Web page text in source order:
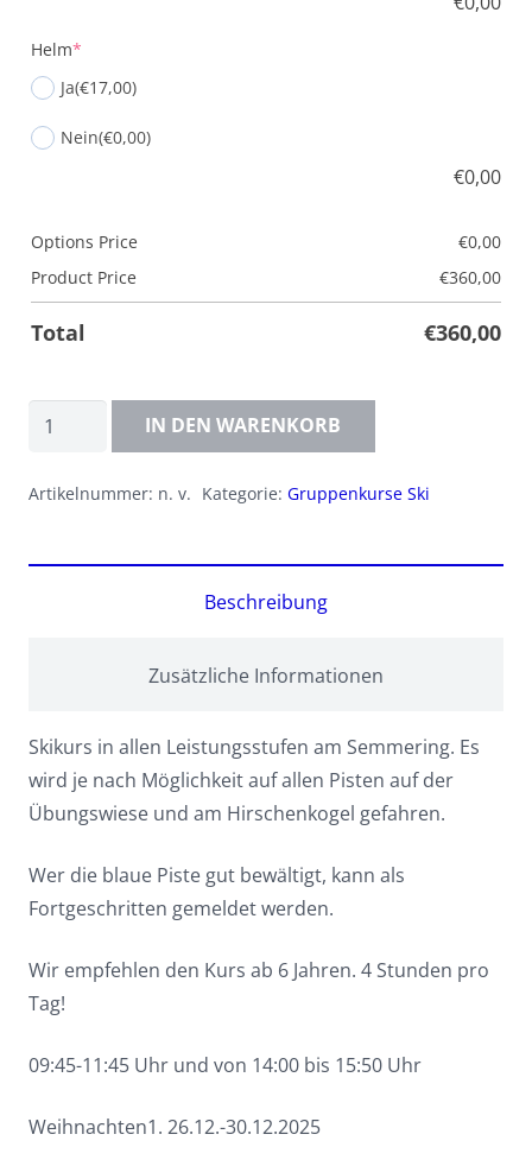
Helm*
Ja(€17,00)
Nein(€0,00)
€0,00
Options Price €0,00
Product Price
€360,00
Total €360,00
Tageskurs
Ski,
IN DEN WARENKORB
Artikelnummer: n. v. Kategorie: Gruppenkurse Ski
Beschreibung
Zusätzliche Informationen
Skikurs in allen Leistungsstufen am Semmering. Es
wird je nach Möglichkeit auf allen Pisten auf der
Übungswiese und am Hirschenkogel gefahren.
Wer die blaue Piste gut bewältigt, kann als
Fortgeschritten gemeldet werden.
Wir empfehlen den Kurs ab 6 Jahren. 4 Stunden pro
Tag!
09:45-11:45 Uhr und von 14:00 bis 15:50 Uhr
Weihnachten1. 26.12.-30.12.2025